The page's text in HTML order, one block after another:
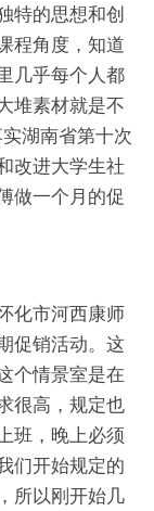
特的思想和创
程角度，知道
几乎每个人都
堆素材就是不
实湖南省第十次
改进大学生社
做一个月的促
化市河西康师
促销活动。这
个情景室是在
很高，规定也
班，晚上必须
们开始规定的
所以刚开始几